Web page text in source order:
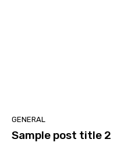
GENERAL
Sample post title 2